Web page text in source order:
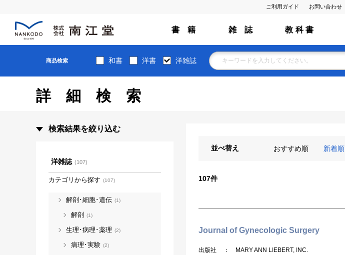
ご利用ガイド お問い合わせ
書 籍 雑 誌 教 科 書
商品検索 和書 洋書 洋雑誌
詳細検索
並べ替え おすすめ順 新着順
107件
Journal of Gynecologic Surgery
出版社 ： MARY ANN LIEBERT, INC.
検索結果を絞り込む
洋雑誌 (107)
カテゴリから探す (107)
解剖･細胞･遺伝 (1)
解剖 (1)
生理･病理･薬理 (2)
病理･実験 (2)